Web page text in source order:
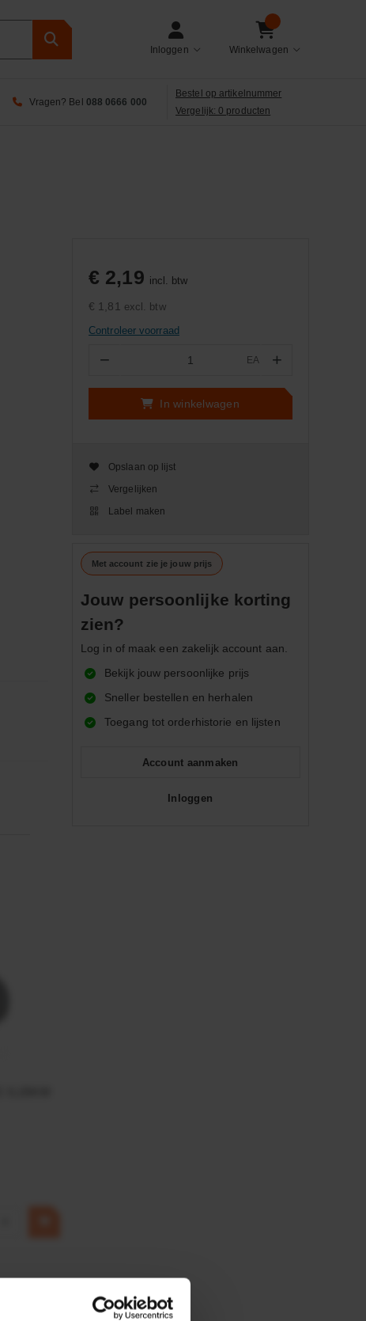
Inloggen Winkelwagen
Vragen? Bel 088 0666 000
Bestel op artikelnummer
Vergelijk: 0 producten
€ 2,19 incl. btw
€ 1,81 excl. btw
Controleer voorraad
− EA +
In winkelwagen
Opslaan op lijst
Vergelijken
Label maken
Met account zie je jouw prijs
Jouw persoonlijke korting
zien?
Log in of maak een zakelijk account aan.
Bekijk jouw persoonlijke prijs
Sneller bestellen en herhalen
Toegang tot orderhistorie en lijsten
Account aanmaken
Inloggen